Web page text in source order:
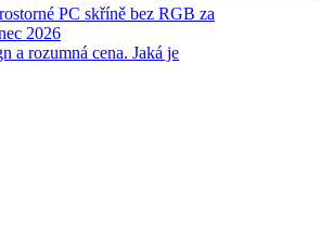
PC skříně bez RGB za
2026
a rozumná cena. Jaká je